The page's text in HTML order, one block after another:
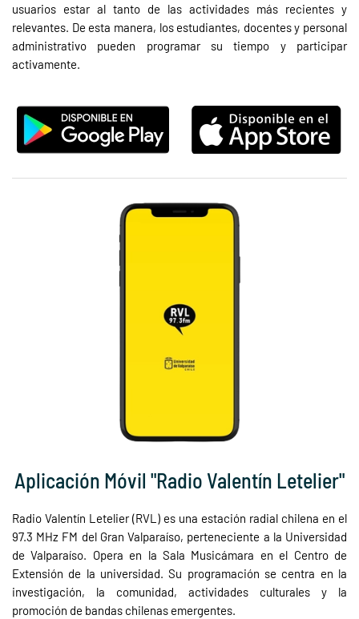
usuarios estar al tanto de las actividades más recientes y
relevantes. De esta manera, los estudiantes, docentes y personal
administrativo pueden programar su tiempo y participar
activamente.
Aplicación Móvil "Radio Valentín Letelier"
Radio Valentín Letelier (RVL) es una estación radial chilena en el
97.3 MHz FM del Gran Valparaíso, perteneciente a la Universidad
de Valparaíso. Opera en la Sala Musicámara en el Centro de
Extensión de la universidad. Su programación se centra en la
investigación, la comunidad, actividades culturales y la
promoción de bandas chilenas emergentes.